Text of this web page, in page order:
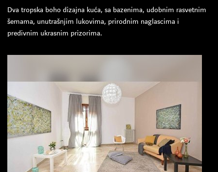
Dva tropska boho dizajna kuća, sa bazenima, udobnim rasvetnim
šemama, unutrašnjim lukovima, prirodnim naglascima i
predivnim ukrasnim prizorima.